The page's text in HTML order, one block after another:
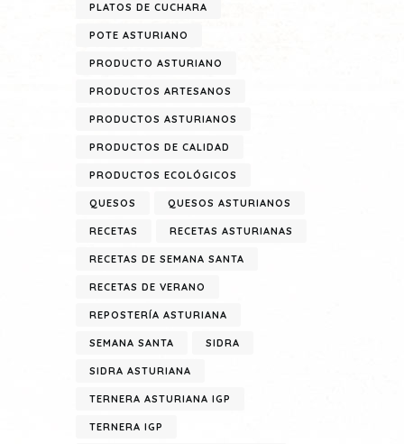
PLATOS DE CUCHARA
POTE ASTURIANO
PRODUCTO ASTURIANO
PRODUCTOS ARTESANOS
PRODUCTOS ASTURIANOS
PRODUCTOS DE CALIDAD
PRODUCTOS ECOLÓGICOS
QUESOS QUESOS ASTURIANOS
RECETAS RECETAS ASTURIANAS
RECETAS DE SEMANA SANTA
RECETAS DE VERANO
REPOSTERÍA ASTURIANA
SEMANA SANTA SIDRA
SIDRA ASTURIANA
TERNERA ASTURIANA IGP
TERNERA IGP